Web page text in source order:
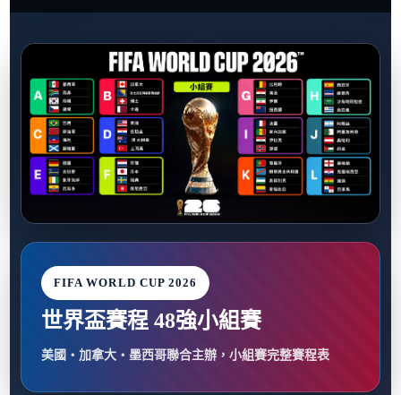
FIFA WORLD CUP 2026
世界盃賽程 48強小組賽
美國・加拿大・墨西哥聯合主辦，小組賽完整賽程表